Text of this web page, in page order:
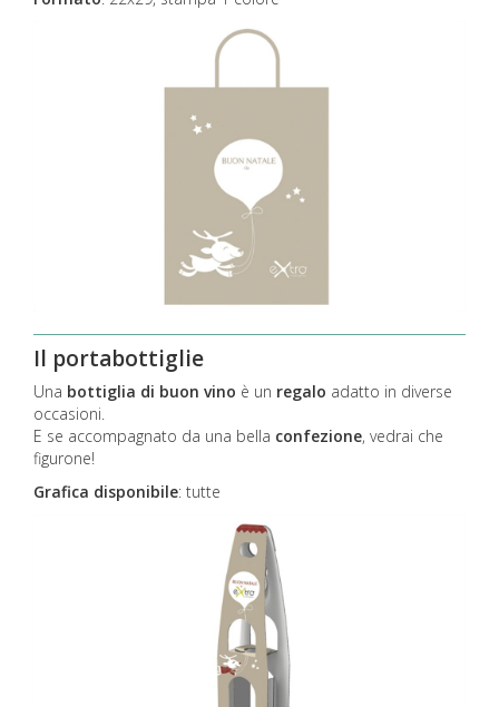
Il portabottiglie
Una bottiglia di buon vino è un regalo adatto in diverse
occasioni.
E se accompagnato da una bella confezione, vedrai che
figurone!
Grafica disponibile: tutte